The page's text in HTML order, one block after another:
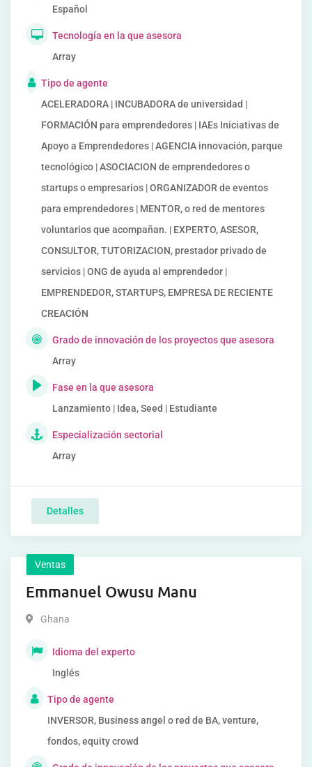
Español
Tecnología en la que asesora
Array
Tipo de agente
ACELERADORA | INCUBADORA de universidad |
FORMACIÓN para emprendedores | IAEs Iniciativas de
Apoyo a Emprendedores | AGENCIA innovación, parque
tecnológico | ASOCIACION de emprendedores o
startups o empresarios | ORGANIZADOR de eventos
para emprendedores | MENTOR, o red de mentores
voluntarios que acompañan. | EXPERTO, ASESOR,
CONSULTOR, TUTORIZACION, prestador privado de
servicios | ONG de ayuda al emprendedor |
EMPRENDEDOR, STARTUPS, EMPRESA DE RECIENTE
CREACIÓN
Grado de innovación de los proyectos que asesora
Array
Fase en la que asesora
Lanzamiento | Idea, Seed | Estudiante
Especialización sectorial
Array
Detalles
Ventas
Emmanuel Owusu Manu
Ghana
Idioma del experto
Inglés
Tipo de agente
INVERSOR, Business angel o red de BA, venture,
fondos, equity crowd